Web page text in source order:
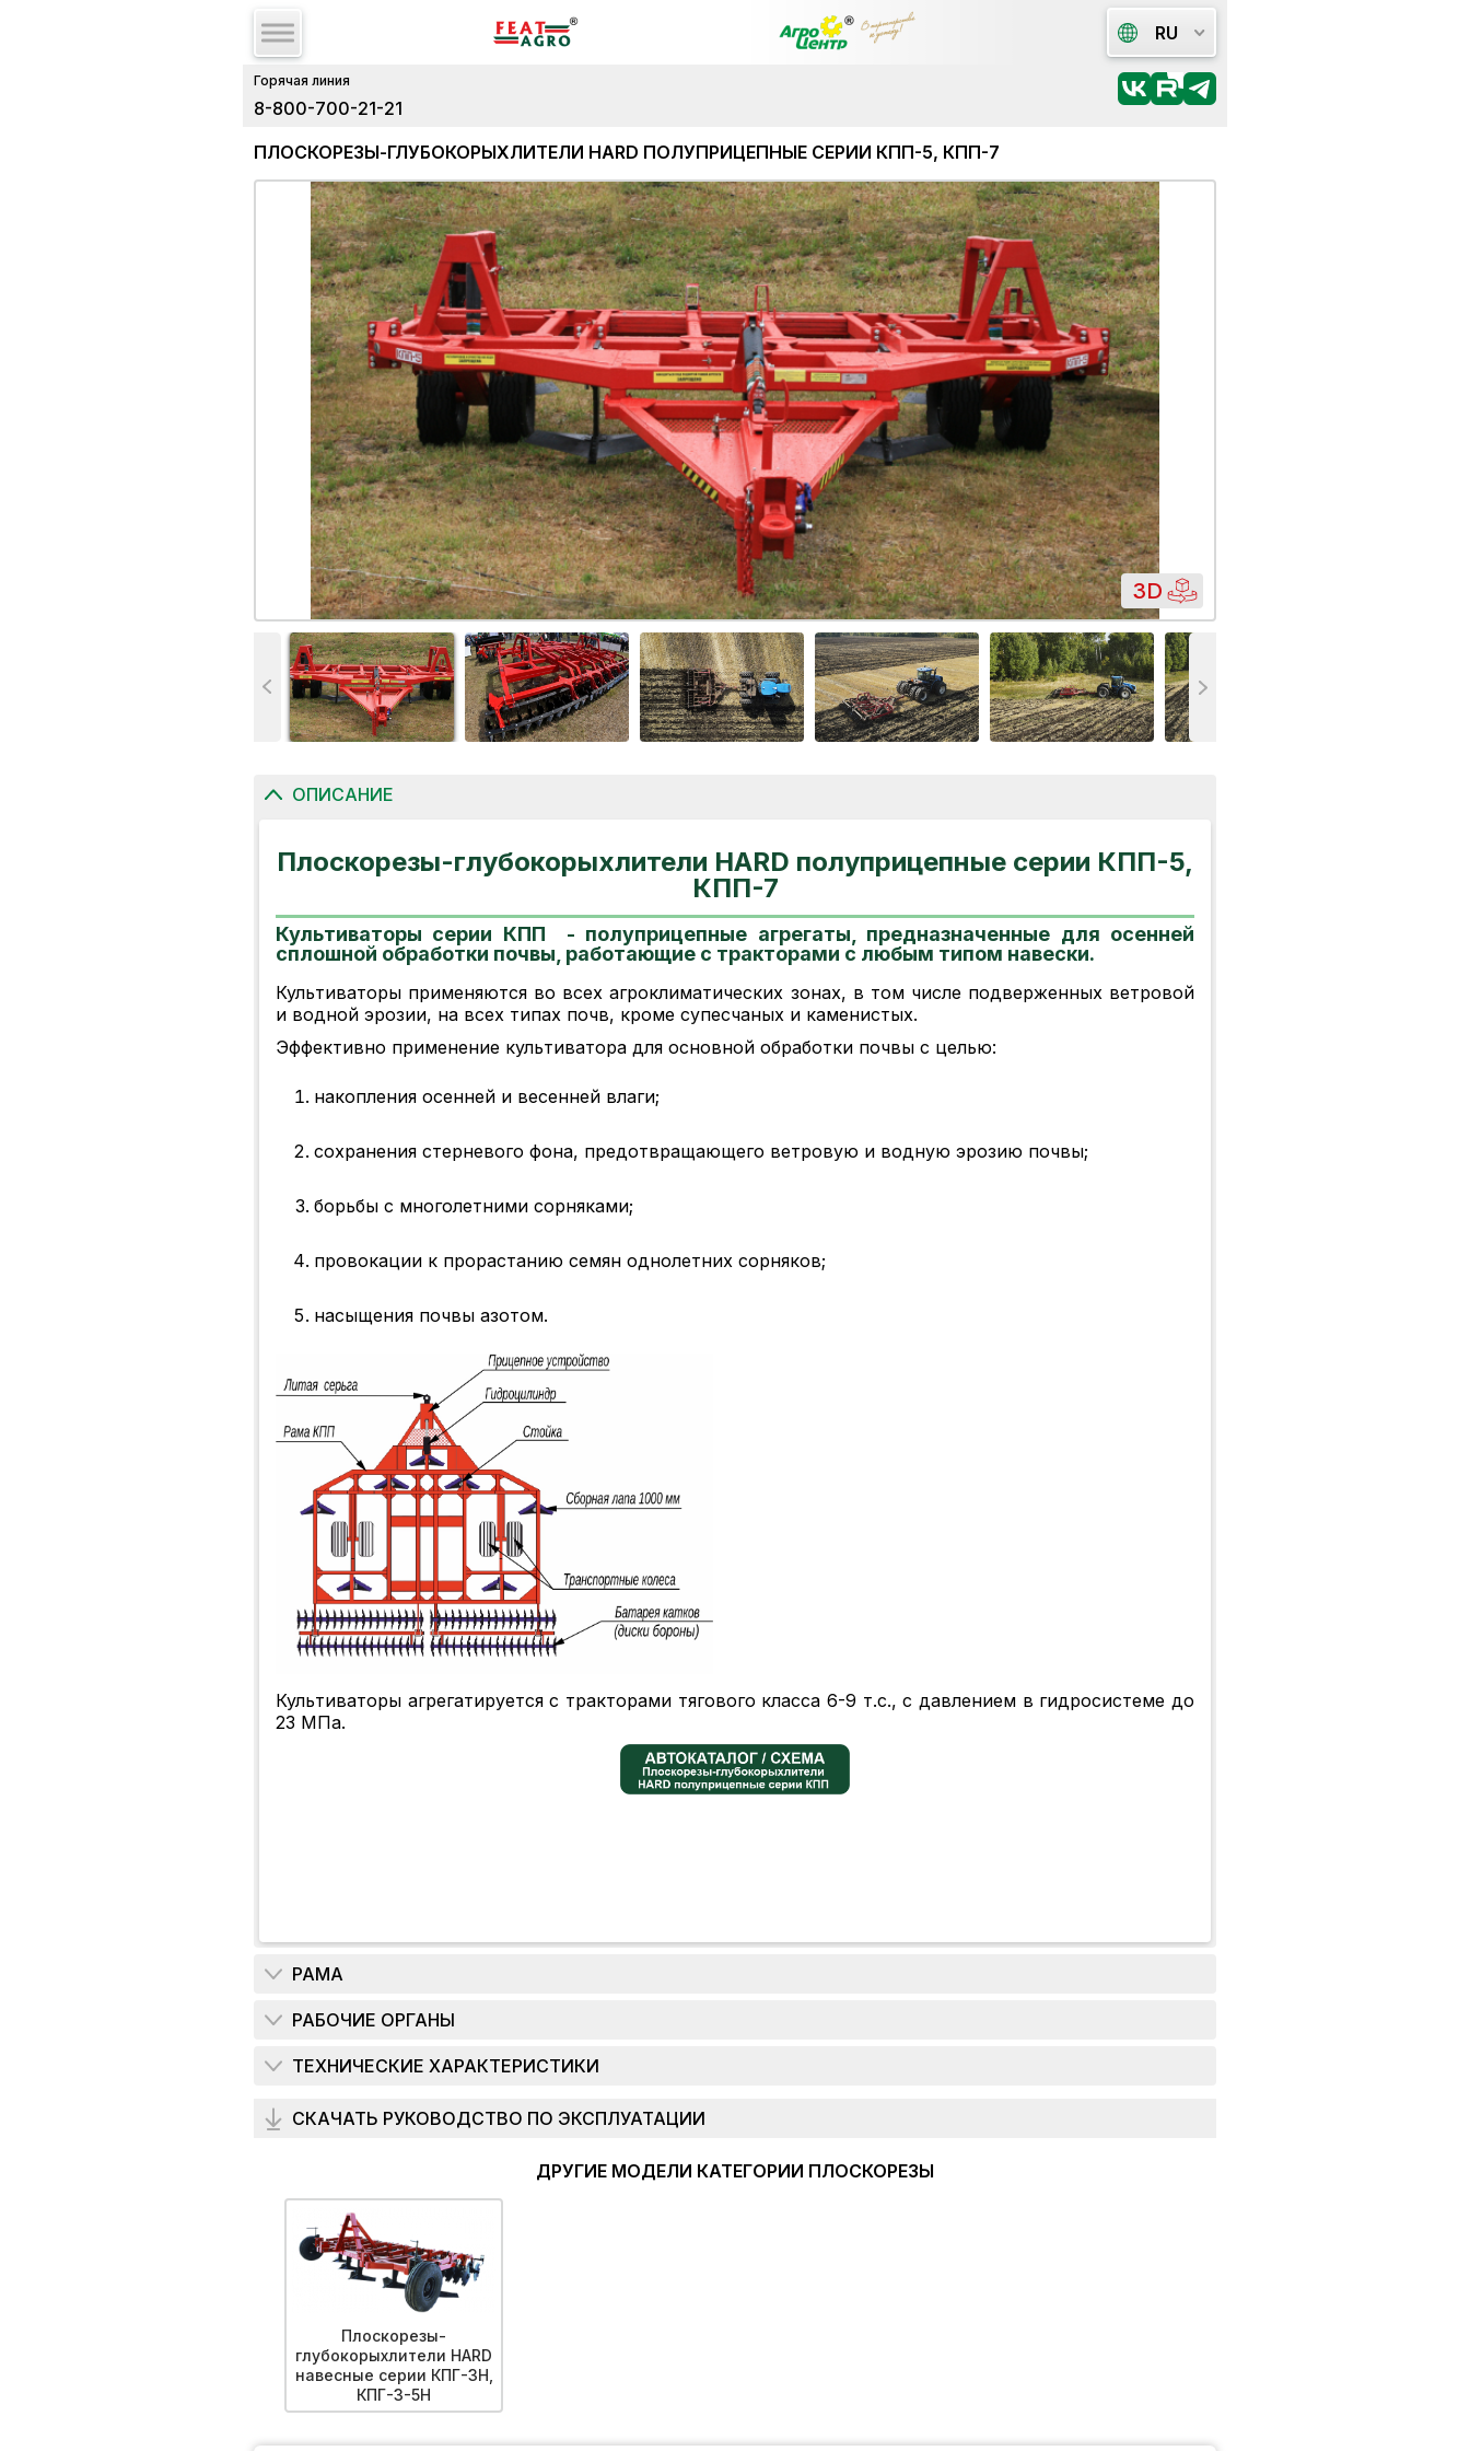
RU
Горячая линия
8-800-700-21-21
ПЛОСКОРЕЗЫ-ГЛУБОКОРЫХЛИТЕЛИ HARD ПОЛУПРИЦЕПНЫЕ СЕРИИ КПП-5, КПП-7
3D
ОПИСАНИЕ
Плоскорезы-глубокорыхлители HARD полуприцепные серии КПП-5,
КПП-7
Культиваторы серии КПП - полуприцепные агрегаты, предназначенные для осенней
сплошной обработки почвы, работающие с тракторами с любым типом навески.
Культиваторы применяются во всех агроклиматических зонах, в том числе подверженных ветровой
и водной эрозии, на всех типах почв, кроме супесчаных и каменистых.
Эффективно применение культиватора для основной обработки почвы с целью:
накопления осенней и весенней влаги;
сохранения стерневого фона, предотвращающего ветровую и водную эрозию почвы;
борьбы с многолетними сорняками;
провокации к прорастанию семян однолетних сорняков;
насыщения почвы азотом.
Культиваторы агрегатируется с тракторами тягового класса 6-9 т.с., с давлением в гидросистеме до
23 МПа.
РАМА
РАБОЧИЕ ОРГАНЫ
ТЕХНИЧЕСКИЕ ХАРАКТЕРИСТИКИ
СКАЧАТЬ РУКОВОДСТВО ПО ЭКСПЛУАТАЦИИ
ДРУГИЕ МОДЕЛИ КАТЕГОРИИ ПЛОСКОРЕЗЫ
Плоскорезы-
глубокорыхлители HARD
навесные серии КПГ-3Н,
КПГ-3-5Н